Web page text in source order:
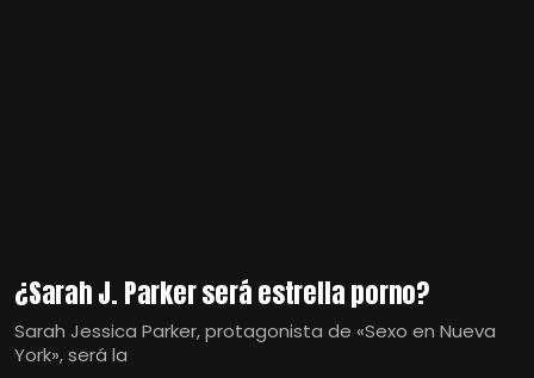
¿Sarah J. Parker será estrella porno?
Sarah Jessica Parker, protagonista de «Sexo en Nueva
York», será la